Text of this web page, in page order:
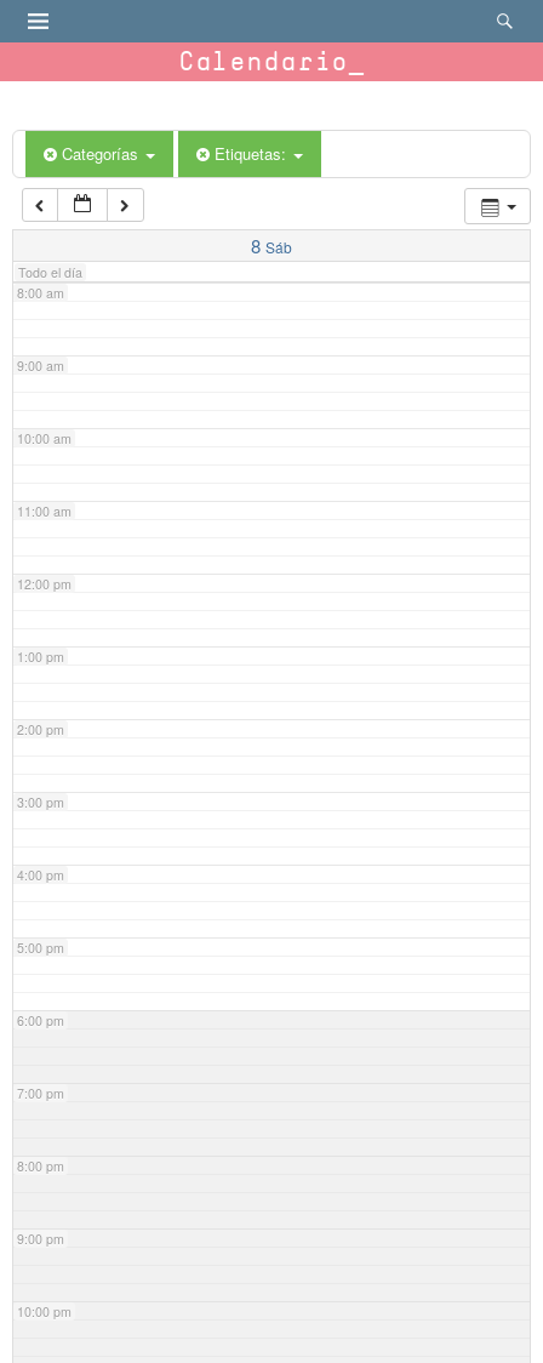
Calendario
Categorías Etiquetas:
8 Sáb
Todo el día
6:00 am
7:00 am
8:00 am
9:00 am
10:00 am
11:00 am
12:00 pm
1:00 pm
2:00 pm
3:00 pm
4:00 pm
5:00 pm
6:00 pm
7:00 pm
8:00 pm
9:00 pm
10:00 pm